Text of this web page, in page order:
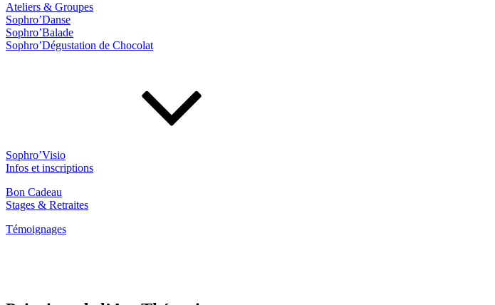
Ateliers & Groupes
Sophro’Danse
Sophro’Balade
Sophro’Dégustation de Chocolat
Sophro’Visio
Infos et inscriptions
Bon Cadeau
Stages & Retraites
Témoignages